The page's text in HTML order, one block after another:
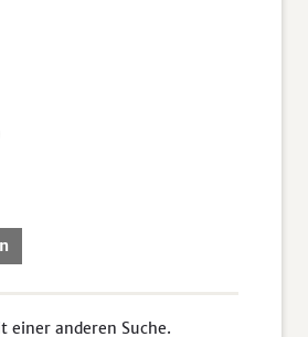
einer anderen Suche.